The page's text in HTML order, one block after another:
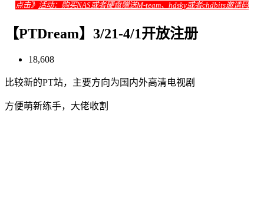
点击》 活动：购买NAS或者硬盘赠送M-team、hdsky或者chdbits邀请码
【PTDream】3/21-4/1开放注册
18,608
比较新的PT站，主要方向为国内外高清电视剧
方便萌新练手，大佬收割